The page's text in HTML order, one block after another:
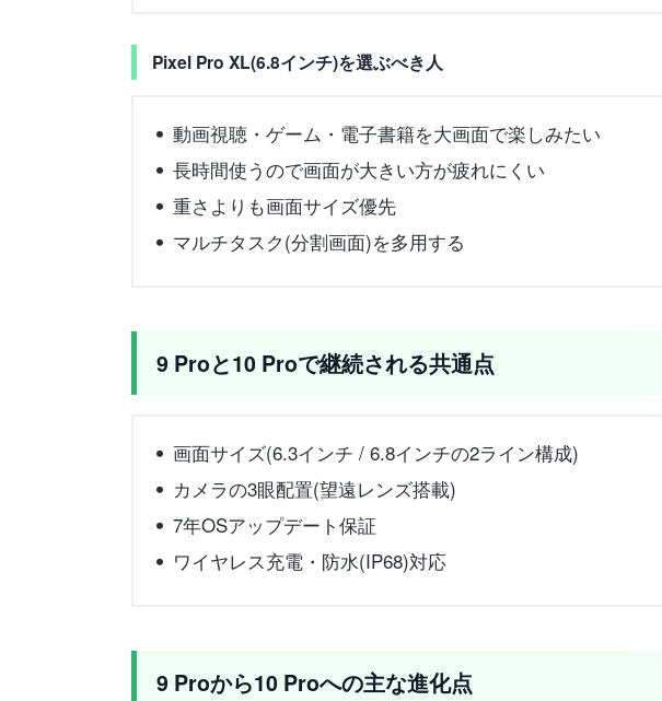
Pixel Pro XL(6.8インチ)を選ぶべき人
動画視聴・ゲーム・電子書籍を大画面で楽しみたい
長時間使うので画面が大きい方が疲れにくい
重さよりも画面サイズ優先
マルチタスク(分割画面)を多用する
9 Proと10 Proで継続される共通点
画面サイズ(6.3インチ / 6.8インチの2ライン構成)
カメラの3眼配置(望遠レンズ搭載)
7年OSアップデート保証
ワイヤレス充電・防水(IP68)対応
9 Proから10 Proへの主な進化点